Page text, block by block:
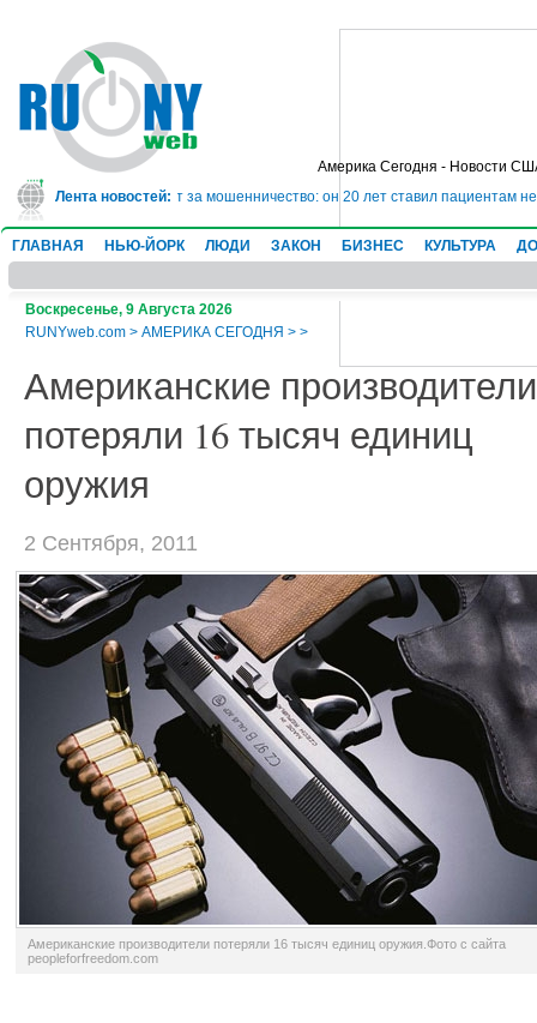
Америка Сегодня - Новости
Лента новостей:
в тюрьму на 10 лет за мошенничество: он 20 лет ставил пациентам
ГЛАВНАЯ НЬЮ-ЙОРК ЛЮДИ ЗАКОН БИЗНЕС КУЛЬТУРА
Воскресенье, 9 Августа 2026
RUNYweb.com > АМЕРИКА СЕГОДНЯ > >
Американские производители
потеряли 16 тысяч единиц
оружия
2 Сентября, 2011
Американские производители потеряли 16 тысяч единиц оружия.Фото с сайта
peopleforfreedom.com